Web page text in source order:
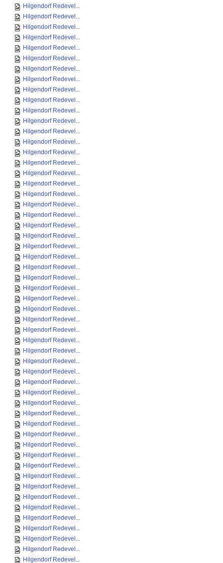
Hilgendorf Redevel...
Hilgendorf Redevel...
Hilgendorf Redevel...
Hilgendorf Redevel...
Hilgendorf Redevel...
Hilgendorf Redevel...
Hilgendorf Redevel...
Hilgendorf Redevel...
Hilgendorf Redevel...
Hilgendorf Redevel...
Hilgendorf Redevel...
Hilgendorf Redevel...
Hilgendorf Redevel...
Hilgendorf Redevel...
Hilgendorf Redevel...
Hilgendorf Redevel...
Hilgendorf Redevel...
Hilgendorf Redevel...
Hilgendorf Redevel...
Hilgendorf Redevel...
Hilgendorf Redevel...
Hilgendorf Redevel...
Hilgendorf Redevel...
Hilgendorf Redevel...
Hilgendorf Redevel...
Hilgendorf Redevel...
Hilgendorf Redevel...
Hilgendorf Redevel...
Hilgendorf Redevel...
Hilgendorf Redevel...
Hilgendorf Redevel...
Hilgendorf Redevel...
Hilgendorf Redevel...
Hilgendorf Redevel...
Hilgendorf Redevel...
Hilgendorf Redevel...
Hilgendorf Redevel...
Hilgendorf Redevel...
Hilgendorf Redevel...
Hilgendorf Redevel...
Hilgendorf Redevel...
Hilgendorf Redevel...
Hilgendorf Redevel...
Hilgendorf Redevel...
Hilgendorf Redevel...
Hilgendorf Redevel...
Hilgendorf Redevel...
Hilgendorf Redevel...
Hilgendorf Redevel...
Hilgendorf Redevel...
Hilgendorf Redevel...
Hilgendorf Redevel...
Hilgendorf Redevel...
Hilgendorf Redevel...